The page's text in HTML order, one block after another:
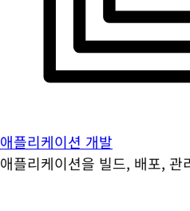
애플리케이션 개발
애플리케이션을 빌드, 배포,